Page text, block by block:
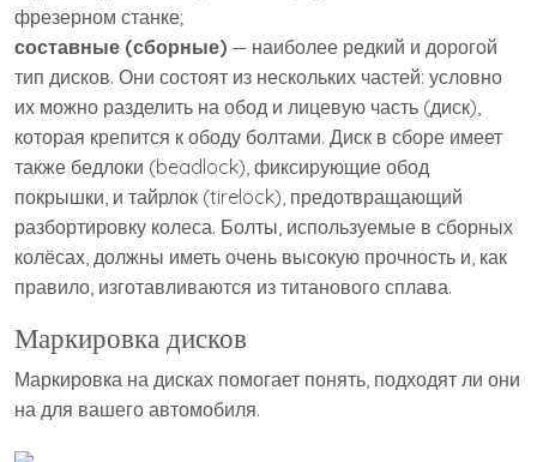
фрезерном станке;
составные (сборные) — наиболее редкий и дорогой
тип дисков. Они состоят из нескольких частей: условно
их можно разделить на обод и лицевую часть (диск),
которая крепится к ободу болтами. Диск в сборе имеет
также бедлоки (beadlock), фиксирующие обод
покрышки, и тайрлок (tirelock), предотвращающий
разбортировку колеса. Болты, используемые в сборных
колёсах, должны иметь очень высокую прочность и, как
правило, изготавливаются из титанового сплава.
Маркировка дисков
Маркировка на дисках помогает понять, подходят ли они
на для вашего автомобиля.